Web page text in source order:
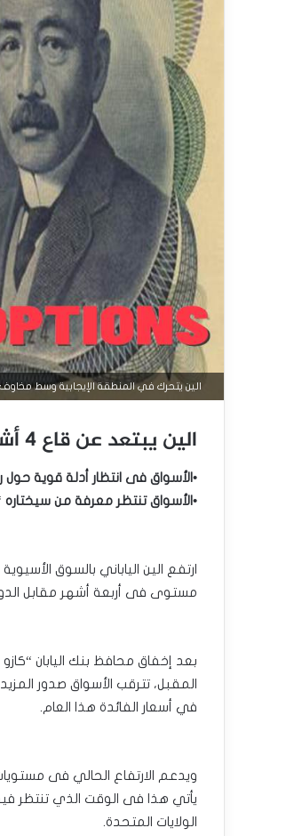
الين يتحرك في المنطقة الإيجابية وسط مخاوف
الين يبتعد عن قاع 4 أشهر بفضل تباطؤ العوائد الأمريكية
•الأسواق فى انتظار أدلة قوية حول
•الأسواق تنتظر معرفة من سيختاره
ارتفع الين الياباني بالسوق
مستوى فى أربعة أشهر مقابل
بعد إخفاق محافظ بنك اليابان
المقبل، تترقب الأسواق صدور
في أسعار الفائدة هذا العام.
ويدعم الارتفاع الحالي فى مستويات
يأتي هذا فى الوقت الذي تنتظر
الولايات المتحدة.